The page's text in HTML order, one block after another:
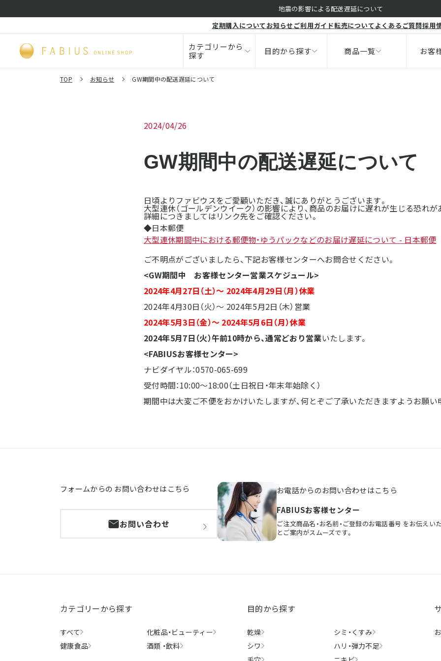
地震の影響による配送遅延について
定期購入についてお知らせ ご利用ガイド転売についてよくあるご質問採用
カテゴリーから
探す
ビューティー
健康食品
目的から探す
毛穴 ニキビ
ボディ
商品一覧
お客
TOP お知らせ GW期間中の配送遅延について
2024/04/26
GW期間中の配送遅延について
日頃よりファビウスをご愛顧いただき、誠にありがとうございます。
大型連休（ゴールデンウイーク）の影響により、商品のお届けに遅れが生じる恐れが
詳細につきましてはリンク先をご確認ください。
◆日本郵便
大型連休期間中における郵便物・ゆうパックなどのお届け遅延について - 日本郵便
ご不明点がございましたら、下記お客様センターへお問合せください。
<GW期間中 お客様センター営業スケジュール>
2024年4月27日（土）～ 2024年4月29日（月）休業
2024年4月30日（火）～ 2024年5月2日（木）営業
2024年5月3日（金）～ 2024年5月6日（月）休業
2024年5月7日（火）午前10時から、通常どおり営業いたします。
<FABIUSお客様センター>
ナビダイヤル：0570-065-699
受付時間：10:00～18:00（土日祝日・年末年始除く）
期間中は大変ご不便をおかけいたしますが、何とぞご了承いただきますようお願い
フォームからの お問い合わせはこちら
お問い合わせ
お電話からのお問い合わせはこちら
FABIUSお客様センター
ご注文商品名・お名前・ご登録のお電話番号 をお伝えい
とご案内がスムーズです。
カテゴリーから探す
すべて 化粧品・ビューティー
健康食品
酒類 ・飲料
目的から探す
乾燥 シミ・ くすみ
シワ
ハリ・弾力不足